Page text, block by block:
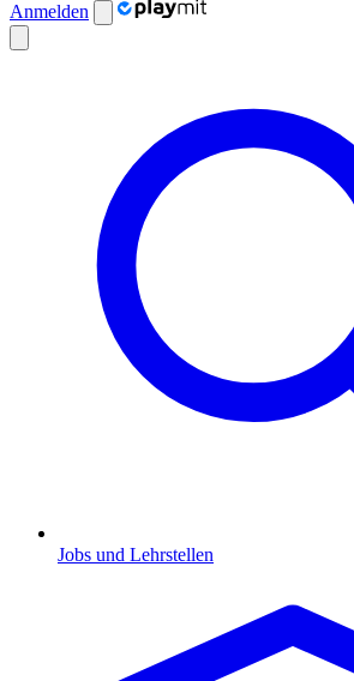
Anmelden
Jobs und Lehrstellen